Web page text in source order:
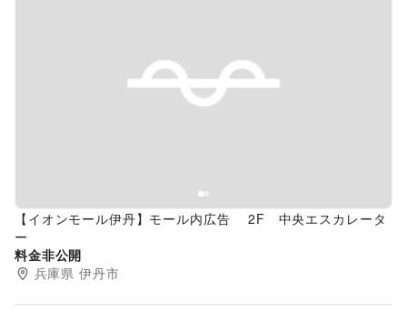
Previous slide
【イオンモール伊丹】モール内広告 2F 中央エスカレータ
ー
料金非公開
兵庫県 伊丹市